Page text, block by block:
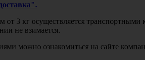
от 3 кг осуществляется
не взимается.
можно ознакомиться на сайте